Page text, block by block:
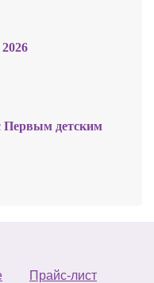
Первым детским
Прайс-лист